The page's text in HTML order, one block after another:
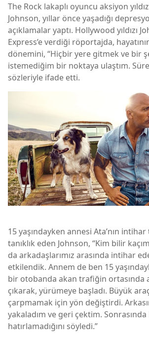
The Rock lakaplı oyuncu aksiyon
Johnson, yıllar önce yaşadığı
açıklamalar yaptı. Hollywood yıldızı
Express’e verdiği röportajda,
dönemini, “Hiçbir yere gitmek ve bir
istemediğim bir noktaya ulaştım.
sözleriyle ifade etti.
15 yaşındayken annesi Ata’nın
tanıklık eden Johnson, “Kim bilir
da arkadaşlarımız arasında intihar
etkilendik. Annem de ben 15
bir otobanda akan trafiğin ortasında
çıkarak, yürümeye başladı. Büyük
çarpmamak için yön değiştirdi.
yakaladım ve geri çektim.
hatırlamadığını söyledi.”